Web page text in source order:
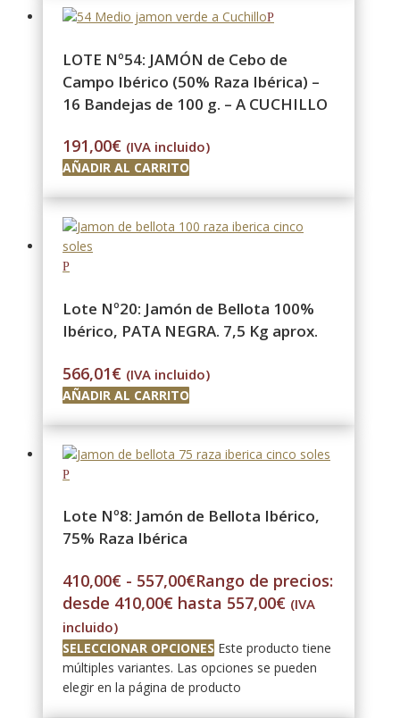
LOTE Nº54: JAMÓN de Cebo de
Campo Ibérico (50% Raza Ibérica) –
16 Bandejas de 100 g. – A CUCHILLO
191,00€ (IVA incluido)
AÑADIR AL CARRITO
Lote Nº20: Jamón de Bellota 100%
Ibérico, PATA NEGRA. 7,5 Kg aprox.
566,01€ (IVA incluido)
AÑADIR AL CARRITO
Lote Nº8: Jamón de Bellota Ibérico,
75% Raza Ibérica
410,00€ - 557,00€Rango de precios:
desde 410,00€ hasta 557,00€ (IVA
incluido)
SELECCIONAR OPCIONES Este producto tiene
múltiples variantes. Las opciones se pueden
elegir en la página de producto